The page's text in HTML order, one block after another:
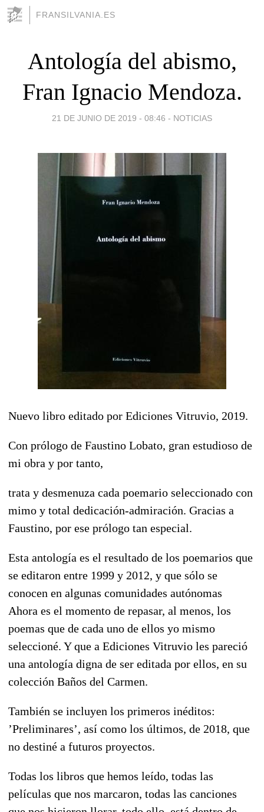
FRANSILVANIA.ES
Antología del abismo,
Fran Ignacio Mendoza.
21 DE JUNIO DE 2019 - 08:46 - NOTICIAS
Nuevo libro editado por Ediciones Vitruvio, 2019.
Con prólogo de Faustino Lobato, gran estudioso de
mi obra y por tanto,
trata y desmenuza cada poemario seleccionado con
mimo y total dedicación-admiración. Gracias a
Faustino, por ese prólogo tan especial.
Esta antología es el resultado de los poemarios que
se editaron entre 1999 y 2012, y que sólo se
conocen en algunas comunidades autónomas
Ahora es el momento de repasar, al menos, los
poemas que de cada uno de ellos yo mismo
seleccioné. Y que a Ediciones Vitruvio les pareció
una antología digna de ser editada por ellos, en su
colección Baños del Carmen.
También se incluyen los primeros inéditos:
’Preliminares’, así como los últimos, de 2018, que
no destiné a futuros proyectos.
Todas los libros que hemos leído, todas las
películas que nos marcaron, todas las canciones